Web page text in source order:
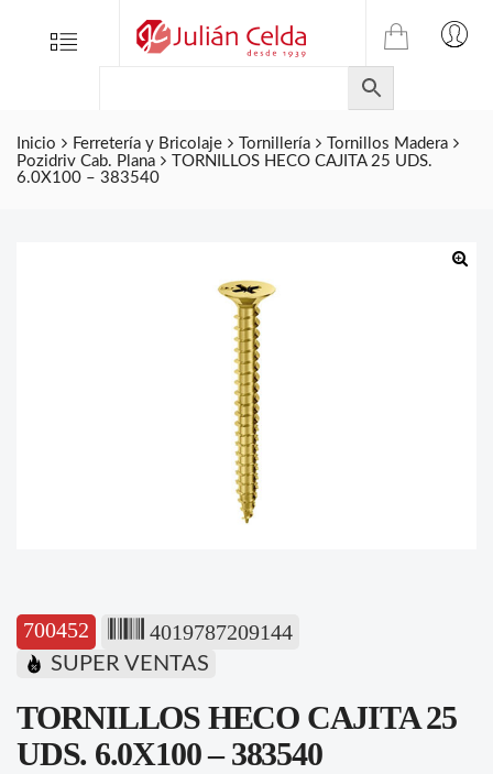
Menu
TIENDA
ONLINE
DE
JULIAN
CELDA
Inicio Ferretería y Bricolaje Tornillería
Tornillos Madera
Pozidriv Cab. Plana
TORNILLOS HECO CAJITA 25 UDS.
6.0X100 – 383540
700452 4019787209144
SUPER VENTAS
TORNILLOS HECO CAJITA 25
UDS. 6.0X100 – 383540
Folletos
Contacto